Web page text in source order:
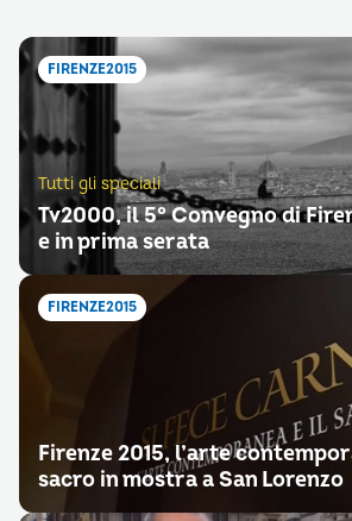
FIRENZE2015
Tutti gli speciali
Tv2000, il 5° Convegno di
e in prima serata
FIRENZE2015
Firenze 2015, l’arte
sacro in mostra a San Lorenzo